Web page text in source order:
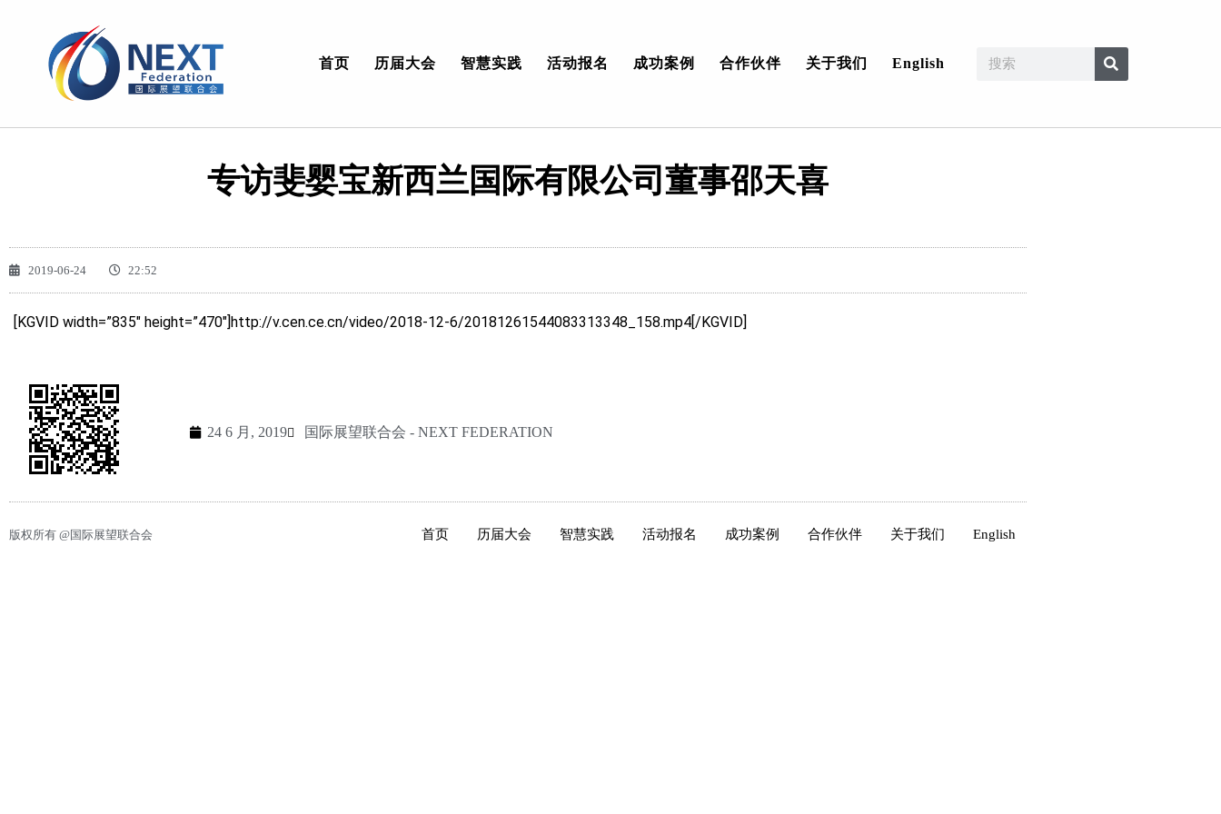
首页 历届大会 智慧实践 活动报名 成功案例 合作伙伴 关于我们 English
专访斐婴宝新西兰国际有限公司董事邵天喜
2019-06-24 22:52
[KGVID width=”835″ height=”470″]http://v.cen.ce.cn/video/2018-12-6/20181261544083313348_158.mp4[/KGVID]
24 6 月, 2019 国际展望联合会 - NEXT FEDERATION
版权所有 @国际展望联合会 首页 历届大会 智慧实践 活动报名 成功案例 合作伙伴 关于我们 English